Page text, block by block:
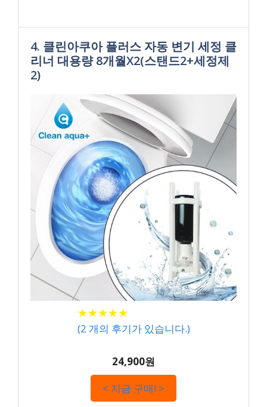
4. 클린아쿠아 플러스 자동 변기 세정 클
리너 대용량 8개월X2(스탠드2+세정제
2)
★★★★★
★★★★★
(2 개의 후기가 있습니다.)
24,900원
< 지금 구매! >